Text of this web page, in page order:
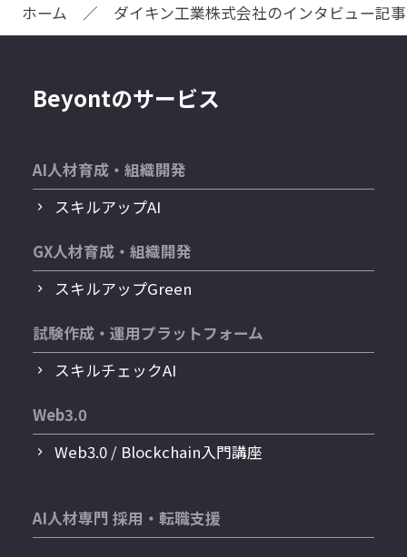
ホーム ／ ダイキン工業株式会社のインタビュー記
Beyontのサービス
AI人材育成・組織開発
スキルアップAI
GX人材育成・組織開発
スキルアップGreen
試験作成・運用プラットフォーム
スキルチェックAI
Web3.0
Web3.0 / Blockchain入門講座
AI人材専門 採用・転職支援